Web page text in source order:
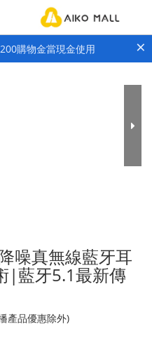
購物金當現金使用 ×
噪真無線藍牙耳
|藍牙5.1最新傳
產品優惠除外)